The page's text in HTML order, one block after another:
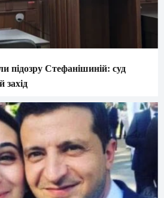
Стефанішиній: суд
захід